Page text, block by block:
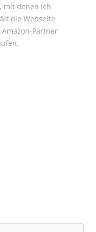
mit denen ich
die Webseite
Partner